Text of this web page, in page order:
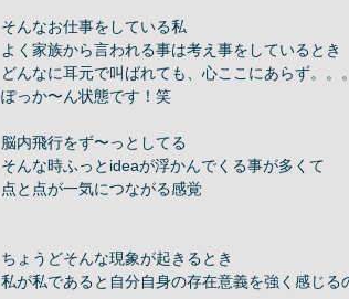
そんなお仕事をしている私
よく家族から言われる事は考え事をしているとき
どんなに耳元で叫ばれても、心ここにあらず。。
ぽっか〜ん状態です！笑
脳内飛行をず〜っとしてる
そんな時ふっとideaが浮かんでくる事が多くて
点と点が一気につながる感覚
ちょうどそんな現象が起きるとき
私が私であると自分自身の存在意義を強く感じる